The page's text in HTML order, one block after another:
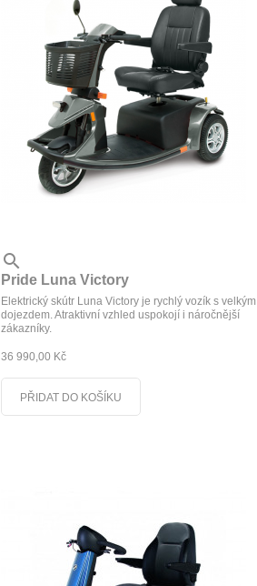

Pride Luna Victory
Elektrický skútr Luna Victory je rychlý vozík s velkým
dojezdem. Atraktivní vzhled uspokojí i náročnější
zákazníky.
36 990,00 Kč
PŘIDAT DO KOŠÍKU